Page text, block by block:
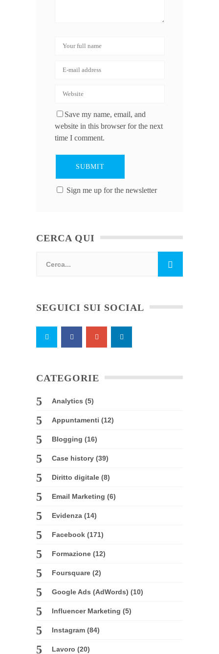
Save my name, email, and
website in this browser for the next
time I comment.
Sign me up for the newsletter
CERCA QUI
SEGUICI SUI SOCIAL
CATEGORIE
Analytics (5)
Appuntamenti (12)
Blogging (16)
Case history (39)
Diritto digitale (8)
Email Marketing (6)
Evidenza (14)
Facebook (171)
Formazione (12)
Foursquare (2)
Google Ads (AdWords) (10)
Influencer Marketing (5)
Instagram (84)
Lavoro (20)